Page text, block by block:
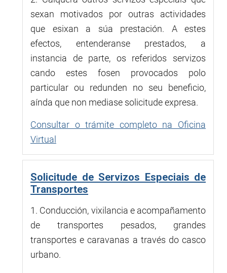
sexan motivados por outras actividades
que esixan a súa prestación. A estes
efectos, entenderanse prestados, a
instancia de parte, os referidos servizos
cando estes fosen provocados polo
particular ou redunden no seu beneficio,
aínda que non mediase solicitude expresa.
Consultar o trámite completo na Oficina
Virtual
Solicitude de Servizos Especiais de
Transportes
1. Conducción, vixilancia e acompañamento
de transportes pesados, grandes
transportes e caravanas a través do casco
urbano.